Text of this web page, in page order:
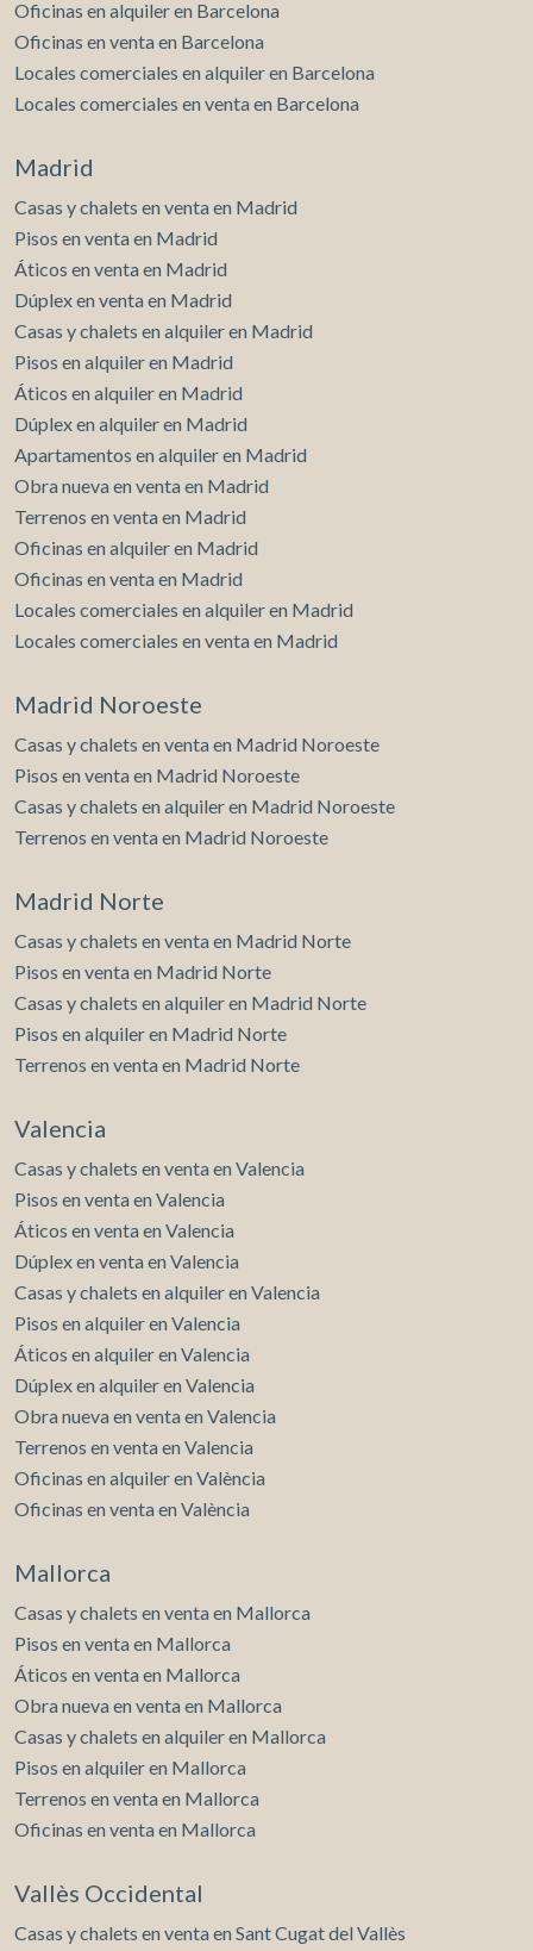
Oficinas en alquiler en Barcelona
Oficinas en venta en Barcelona
Locales comerciales en alquiler en Barcelona
Locales comerciales en venta en Barcelona
Madrid
Casas y chalets en venta en Madrid
Pisos en venta en Madrid
Áticos en venta en Madrid
Dúplex en venta en Madrid
Casas y chalets en alquiler en Madrid
Pisos en alquiler en Madrid
Áticos en alquiler en Madrid
Dúplex en alquiler en Madrid
Apartamentos en alquiler en Madrid
Obra nueva en venta en Madrid
Terrenos en venta en Madrid
Oficinas en alquiler en Madrid
Oficinas en venta en Madrid
Locales comerciales en alquiler en Madrid
Locales comerciales en venta en Madrid
Madrid Noroeste
Casas y chalets en venta en Madrid Noroeste
Pisos en venta en Madrid Noroeste
Casas y chalets en alquiler en Madrid Noroeste
Terrenos en venta en Madrid Noroeste
Madrid Norte
Casas y chalets en venta en Madrid Norte
Pisos en venta en Madrid Norte
Casas y chalets en alquiler en Madrid Norte
Pisos en alquiler en Madrid Norte
Terrenos en venta en Madrid Norte
Valencia
Casas y chalets en venta en Valencia
Pisos en venta en Valencia
Áticos en venta en Valencia
Dúplex en venta en Valencia
Casas y chalets en alquiler en Valencia
Pisos en alquiler en Valencia
Áticos en alquiler en Valencia
Dúplex en alquiler en Valencia
Obra nueva en venta en Valencia
Terrenos en venta en Valencia
Oficinas en alquiler en València
Oficinas en venta en València
Mallorca
Casas y chalets en venta en Mallorca
Pisos en venta en Mallorca
Áticos en venta en Mallorca
Obra nueva en venta en Mallorca
Casas y chalets en alquiler en Mallorca
Pisos en alquiler en Mallorca
Terrenos en venta en Mallorca
Oficinas en venta en Mallorca
Vallès Occidental
Casas y chalets en venta en Sant Cugat del Vallès